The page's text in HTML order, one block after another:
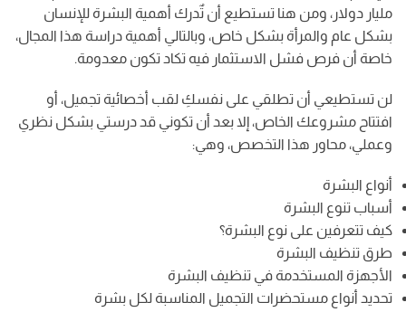
مليار دولار، ومن هنا تستطيع أن تٌدرك أهمية البشرة للإنسان
بشكل عام والمرأة بشكل خاص، وبالتالي أهمية دراسة هذا المجال،
خاصة أن فرص فشل الاستثمار فيه تكاد تكون معدومة.
لن تستطيعي أن تطلقي على نفسكِ لقب أخصائية تجميل، أو
افتتاح مشروعك الخاص، إلا بعد أن تكوني قد درستي بشكل نظري
وعملي، محاور هذا التخصص، وهي:
أنواع البشرة
أسباب تنوع البشرة
كيف تتعرفين على نوع البشرة؟
طرق تنظيف البشرة
الأجهزة المستخدمة في تنظيف البشرة
تحديد أنواع مستحضرات التجميل المناسبة لكل بشرة